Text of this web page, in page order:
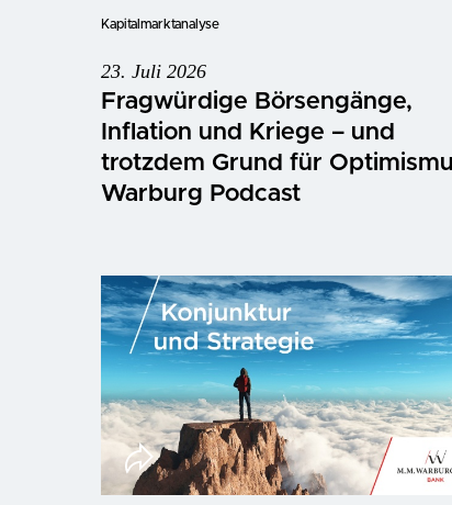
Kapitalmarktanalyse
23. Juli 2026
Fragwürdige Börsengänge,
Inflation und Kriege – und
trotzdem Grund für
Warburg Podcast